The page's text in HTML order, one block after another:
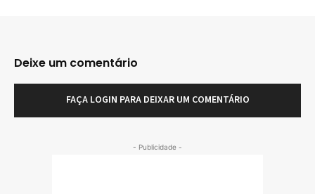
Deixe um comentário
FAÇA LOGIN PARA DEIXAR UM COMENTÁRIO
- Publicidade -